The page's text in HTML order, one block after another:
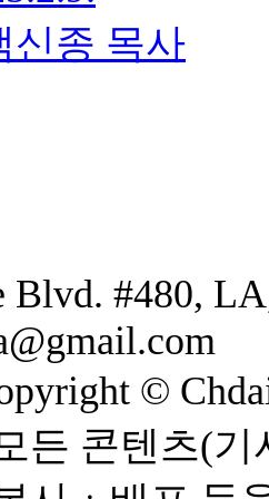
신종 목사
Blvd. #480,
©
든 콘텐츠(